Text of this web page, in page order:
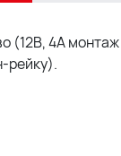
(12В, 4А
рейку).